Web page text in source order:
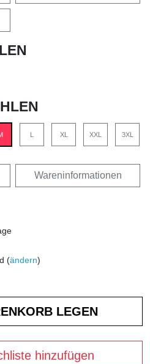
L XL XXL 3XL
Wareninformationen
(ändern)
hinzufügen